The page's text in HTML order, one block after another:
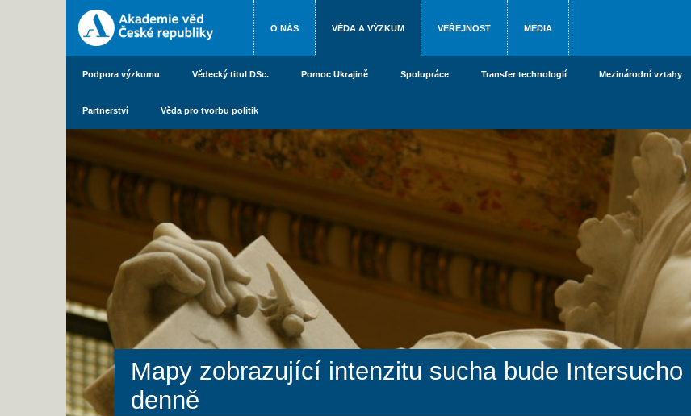
O NÁS VĚDA A VÝZKUM VEŘEJNOST MÉDIA
Podpora výzkumu Vědecký titul DSc. Pomoc Ukrajině Spolupráce Transfer technologií Mezinárodní vztahy
Partnerství Věda pro tvorbu politik
Mapy zobrazující intenzitu sucha bude
denně